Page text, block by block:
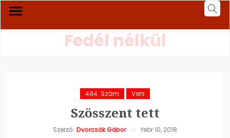
Fedél nélkül
484. Szám Vers
Szösszent tett
Szerző: Dvorcsák Gábor febr 10, 2018